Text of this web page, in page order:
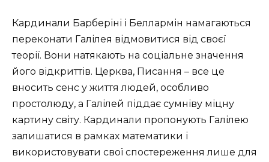
Кардинали Барберіні і Беллармін намагаються
переконати Галілея відмовитися від своєї
теорії. Вони натякають на соціальне значення
його відкриттів. Церква, Писання – все це
вносить сенс у життя людей, особливо
простолюду, а Галілей піддає сумніву міцну
картину світу. Кардинали пропонують Галілею
залишатися в рамках математики і
використовувати свої спостереження лише для